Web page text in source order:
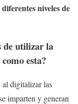
niveles de
de utilizar la
esta?
digitalizar las
imparten y generan